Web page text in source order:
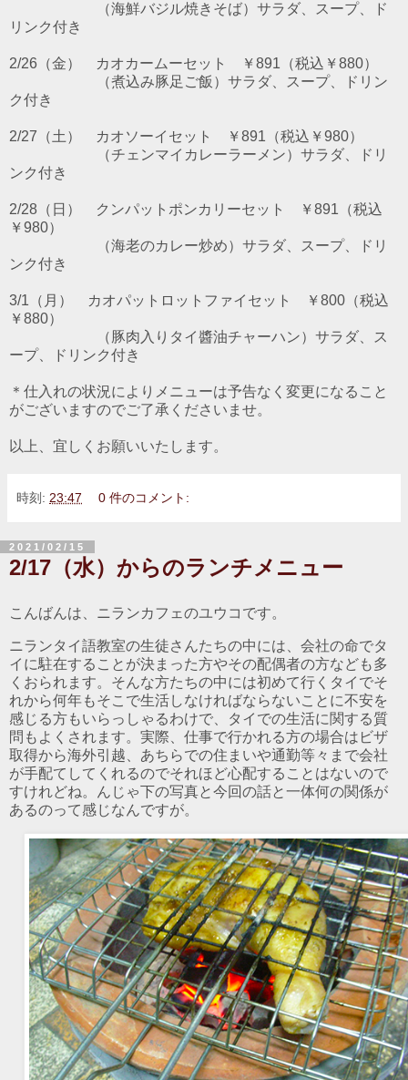
（海鮮バジル焼きそば）サラダ、スープ、ド
リンク付き
2/26（金） カオカームーセット ￥891（税込￥880）
（煮込み豚足ご飯）サラダ、スープ、ドリン
ク付き
2/27（土） カオソーイセット ￥891（税込￥980）
（チェンマイカレーラーメン）サラダ、ドリ
ンク付き
2/28（日） クンパットポンカリーセット ￥891（税込
￥980）
（海老のカレー炒め）サラダ、スープ、ドリ
ンク付き
3/1（月） カオパットロットファイセット ￥800（税込
￥880）
（豚肉入りタイ醬油チャーハン）サラダ、ス
ープ、ドリンク付き
＊仕入れの状況によりメニューは予告なく変更になること
がございますのでご了承くださいませ。
以上、宜しくお願いいたします。
時刻: 23:47 0 件のコメント:
2021/02/15
2/17（水）からのランチメニュー
こんばんは、ニランカフェのユウコです。
ニランタイ語教室の生徒さんたちの中には、会社の命でタ
イに駐在することが決まった方やその配偶者の方なども多
くおられます。そんな方たちの中には初めて行くタイでそ
れから何年もそこで生活しなければならないことに不安を
感じる方もいらっしゃるわけで、タイでの生活に関する質
問もよくされます。実際、仕事で行かれる方の場合はビザ
取得から海外引越、あちらでの住まいや通勤等々まで会社
が手配てしてくれるのでそれほど心配することはないので
すけれどね。んじゃ下の写真と今回の話と一体何の関係が
あるのって感じなんですが。